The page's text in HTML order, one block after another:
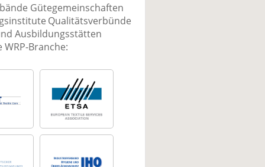
Gütegemeinschaften
Qualitätsverbünde
Ausbildungsstätten
Branche: